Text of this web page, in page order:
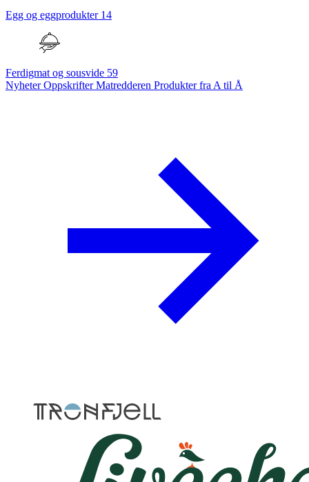
Egg og eggprodukter 14
Ferdigmat og sousvide 59
NyheterOppskrifterMatredderen Produkter fra A til Å